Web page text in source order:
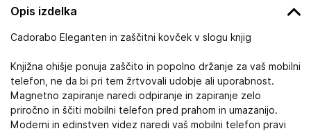
Opis izdelka
Cadorabo Eleganten in zaščitni kovček v slogu knjig
Knjižna ohišje ponuja zaščito in popolno držanje za vaš mobilni
telefon, ne da bi pri tem žrtvovali udobje ali uporabnost.
Magnetno zapiranje naredi odpiranje in zapiranje zelo
priročno in ščiti mobilni telefon pred prahom in umazanijo.
Moderni in edinstven videz naredi vaš mobilni telefon pravi